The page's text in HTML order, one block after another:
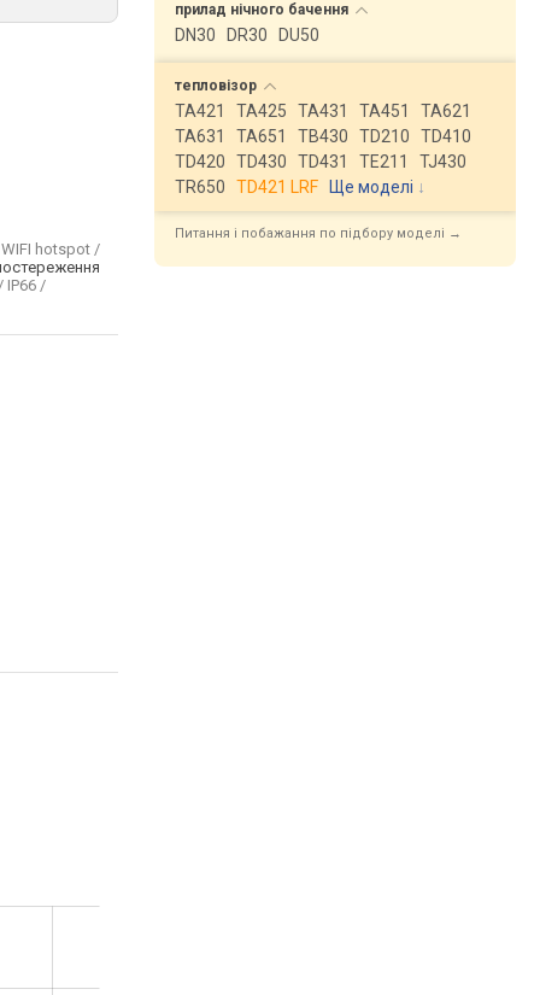
hotspot /
IP66 /
прилад нічного бачення
DN30 DR30 DU50
тепловізор
TA421 TA425 TA431 TA451
TA621
TA631
TA651 TB430 TD210
TD410
TD420
TD430 TD431 TE211
TJ430
TR650
TD421 LRF Ще моделі ↓
Питання і побажання по підбору моделі →